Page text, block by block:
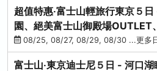
超值特惠‧富士山輕旅行東京５
園、絕美富士山御殿場OUTLET
小江戶
08/25, 08/27, 08/29, 08/30 ...更多
富士山‧東京迪士尼５日 - 河口